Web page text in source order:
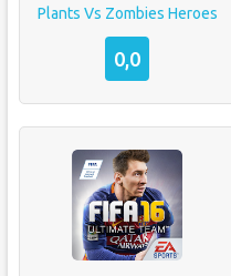
Plants Vs Zombies Heroes
0,0